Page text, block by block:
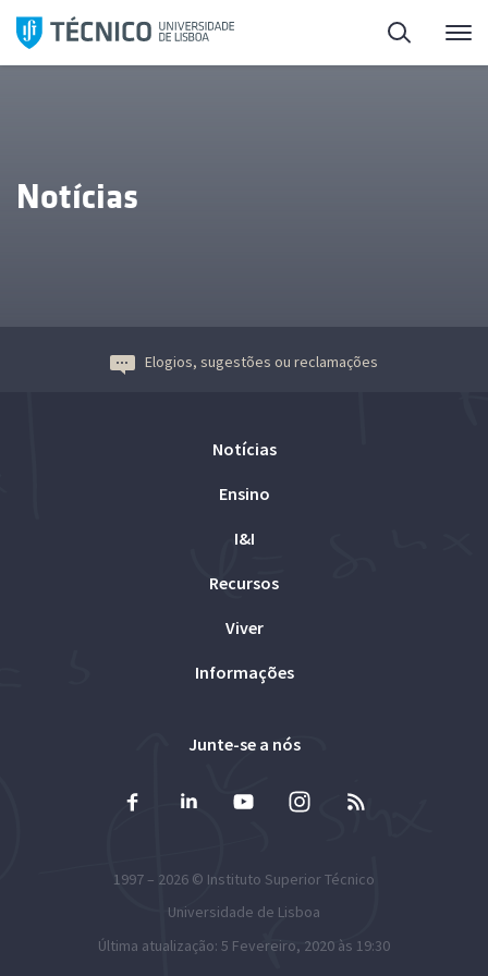
Saltar
para
o
Pesquisa
Notícias
Elogios, sugestões ou reclamações
Notícias
Ensino
I&I
Recursos
Viver
Informações
Junte-se a nós
1997 – 2026 © Instituto Superior Técnico
Universidade de Lisboa
Última atualização: 5 Fevereiro, 2020 às 19:30